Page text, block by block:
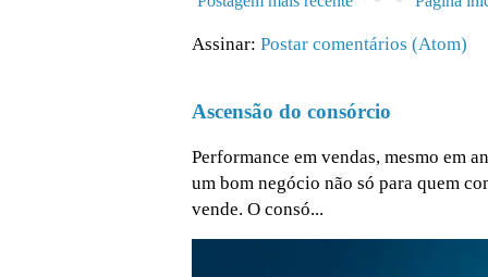
Assinar: Postar comentários (Atom)
Ascensão do consórcio
Performance em vendas, mesmo em
um bom negócio não só para quem
vende. O consó...